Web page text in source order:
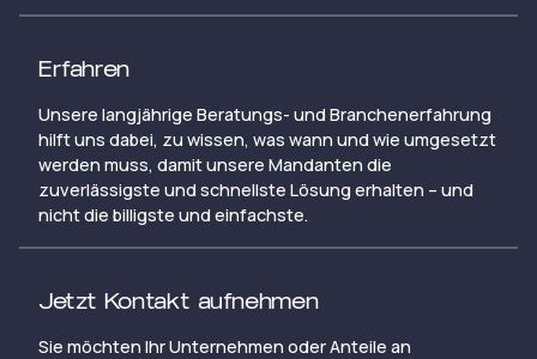
Erfahren
Unsere langjährige Beratungs- und Branchenerfahrung
hilft uns dabei, zu wissen, was wann und wie umgesetzt
werden muss, damit unsere Mandanten die
zuverlässigste und schnellste Lösung erhalten – und
nicht die billigste und einfachste.
Jetzt Kontakt aufnehmen
Sie möchten Ihr Unternehmen oder Anteile an